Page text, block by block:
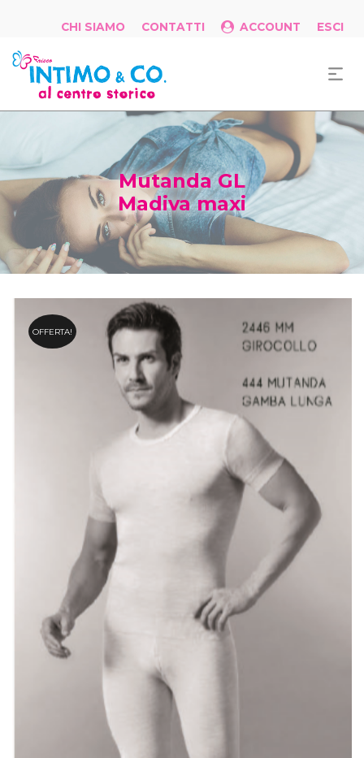
CHI SIAMO CONTATTI ACCOUNT ESCI
Mutanda GL
Madiva maxi
OFFERTA!